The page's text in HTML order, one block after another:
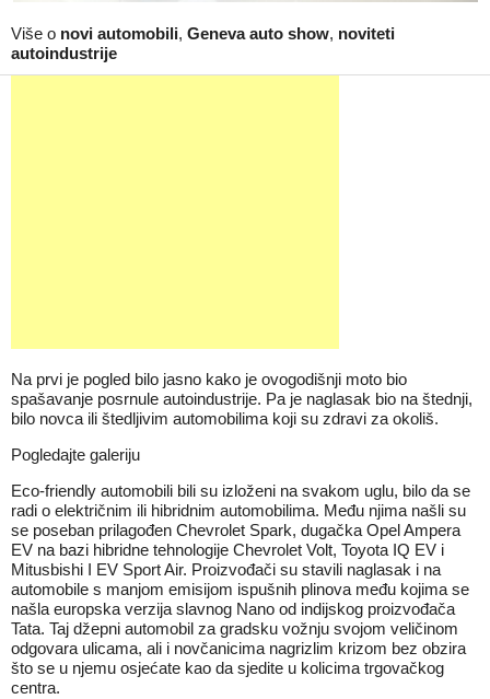
Više o novi automobili, Geneva auto show, noviteti
autoindustrije
Na prvi je pogled bilo jasno kako je ovogodišnji moto bio
spašavanje posrnule autoindustrije. Pa je naglasak bio na štednji,
bilo novca ili štedljivim automobilima koji su zdravi za okoliš.
Pogledajte galeriju
Eco-friendly automobili bili su izloženi na svakom uglu, bilo da se
radi o električnim ili hibridnim automobilima. Među njima našli su
se poseban prilagođen Chevrolet Spark, dugačka Opel Ampera
EV na bazi hibridne tehnologije Chevrolet Volt, Toyota IQ EV i
Mitusbishi I EV Sport Air. Proizvođači su stavili naglasak i na
automobile s manjom emisijom ispušnih plinova među kojima se
našla europska verzija slavnog Nano od indijskog proizvođača
Tata. Taj džepni automobil za gradsku vožnju svojom veličinom
odgovara ulicama, ali i novčanicima nagrizlim krizom bez obzira
što se u njemu osjećate kao da sjedite u kolicima trgovačkog
centra.